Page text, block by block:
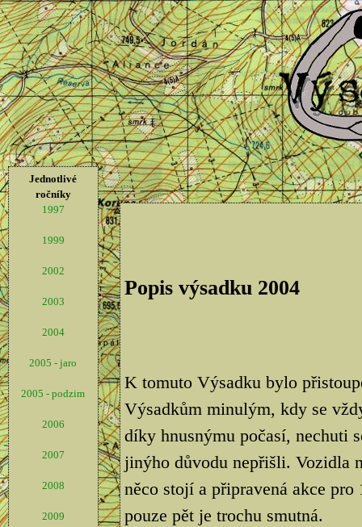
Jednotlivé
ročníky
1997
1999
2002
2003
2004
2005 - jaro
2005 - podzim
2006
2007
2008
2009
Popis výsadku 2004
K tomuto Výsadku bylo
Výsadkům minulým, kdy se
díky hnusnýmu počasí, nechuti
jinýho důvodu nepřišli. Vozidla
něco stojí a připravená akce
pouze pět je trochu smutná.